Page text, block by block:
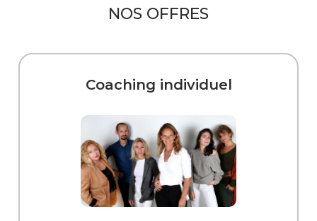
NOS OFFRES
Coaching individuel